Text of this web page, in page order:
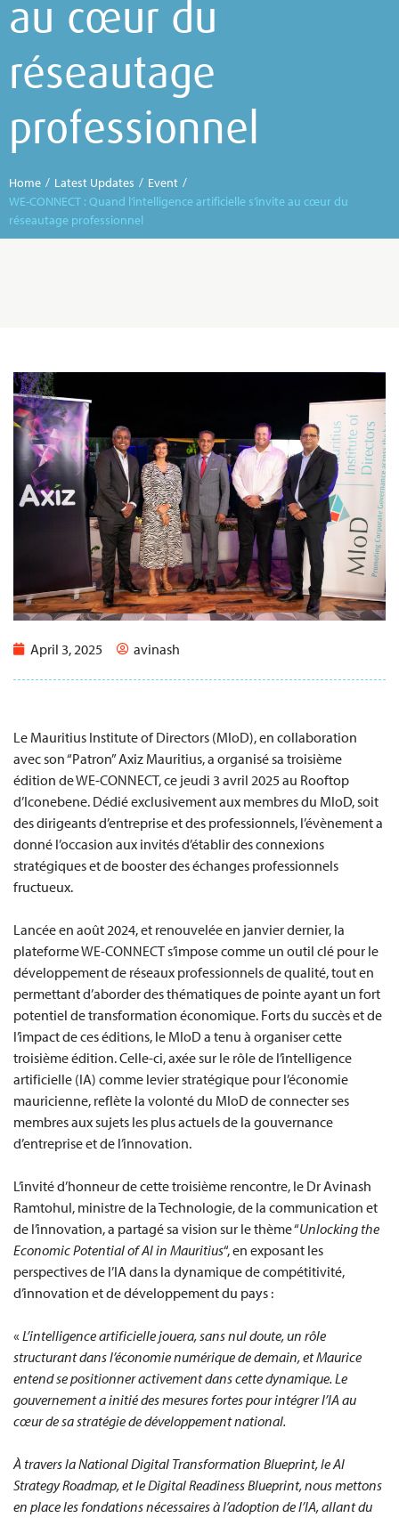
au cœur du
réseautage
professionnel
Home / Latest Updates / Event /
WE-CONNECT : Quand l’intelligence artificielle s’invite au cœur du
réseautage professionnel
April 3, 2025 avinash
Le Mauritius Institute of Directors (MIoD), en collaboration
avec son “Patron” Axiz Mauritius, a organisé sa troisième
édition de WE-CONNECT, ce jeudi 3 avril 2025 au Rooftop
d’Iconebene. Dédié exclusivement aux membres du MIoD, soit
des dirigeants d’entreprise et des professionnels, l’évènement a
donné l’occasion aux invités d’établir des connexions
stratégiques et de booster des échanges professionnels
fructueux.
Lancée en août 2024, et renouvelée en janvier dernier, la
plateforme WE-CONNECT s’impose comme un outil clé pour le
développement de réseaux professionnels de qualité, tout en
permettant d’aborder des thématiques de pointe ayant un fort
potentiel de transformation économique. Forts du succès et de
l’impact de ces éditions, le MIoD a tenu à organiser cette
troisième édition. Celle-ci, axée sur le rôle de l’intelligence
artificielle (IA) comme levier stratégique pour l’économie
mauricienne, reflète la volonté du MIoD de connecter ses
membres aux sujets les plus actuels de la gouvernance
d’entreprise et de l’innovation.
L’invité d’honneur de cette troisième rencontre, le Dr Avinash
Ramtohul, ministre de la Technologie, de la communication et
de l’innovation, a partagé sa vision sur le thème “Unlocking the
Economic Potential of AI in Mauritius“, en exposant les
perspectives de l’IA dans la dynamique de compétitivité,
d’innovation et de développement du pays :
« L’intelligence artificielle jouera, sans nul doute, un rôle
structurant dans l’économie numérique de demain, et Maurice
entend se positionner activement dans cette dynamique. Le
gouvernement a initié des mesures fortes pour intégrer l’IA au
cœur de sa stratégie de développement national.
À travers la National Digital Transformation Blueprint, le AI
Strategy Roadmap, et le Digital Readiness Blueprint, nous mettons
en place les fondations nécessaires à l’adoption de l’IA, allant du